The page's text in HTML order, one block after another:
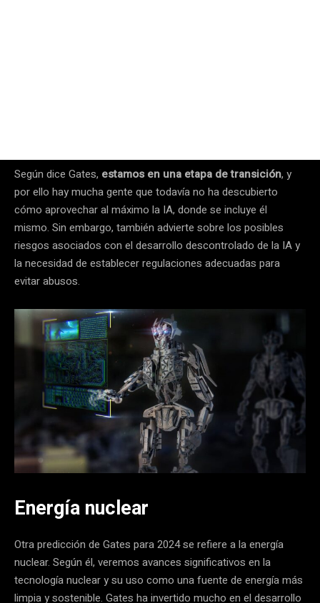
Según dice Gates, estamos en una etapa de transición, y
por ello hay mucha gente que todavía no ha descubierto
cómo aprovechar al máximo la IA, donde se incluye él
mismo. Sin embargo, también advierte sobre los posibles
riesgos asociados con el desarrollo descontrolado de la IA y
la necesidad de establecer regulaciones adecuadas para
evitar abusos.
Energía nuclear
Otra predicción de Gates para 2024 se refiere a la energía
nuclear. Según él, veremos avances significativos en la
tecnología nuclear y su uso como una fuente de energía más
limpia y sostenible. Gates ha invertido mucho en el desarrollo